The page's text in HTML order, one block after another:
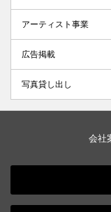
アーティスト事業
広告掲載
写真貸し出し
会社